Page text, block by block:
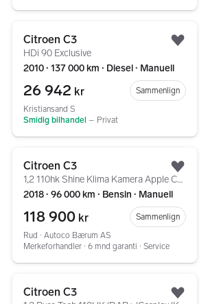
Citroen C3
HDi 90 Exclusive
2010 ∙ 137 000 km ∙ Diesel ∙ Manuell
26 942 kr
Sammenlign
Kristiansand S
Smidig bilhandel – Privat
Citroen C3
1,2 110hk Shine Klima Kamera Apple Carplay
2018 ∙ 96 000 km ∙ Bensin ∙ Manuell
118 900 kr
Sammenlign
Rud ∙ Autoco Bærum AS
Merkeforhandler ∙ 6 mnd garanti ∙ Service
Citroen C3